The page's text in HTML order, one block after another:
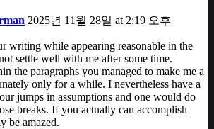
2025년 11월 28일 at 2:19 오후
writing while appearing reasonable in the
settle well with me after some time.
the paragraphs you managed to make me a
only for a while. I nevertheless have a
jumps in assumptions and one would do
breaks. If you actually can accomplish
be amazed.